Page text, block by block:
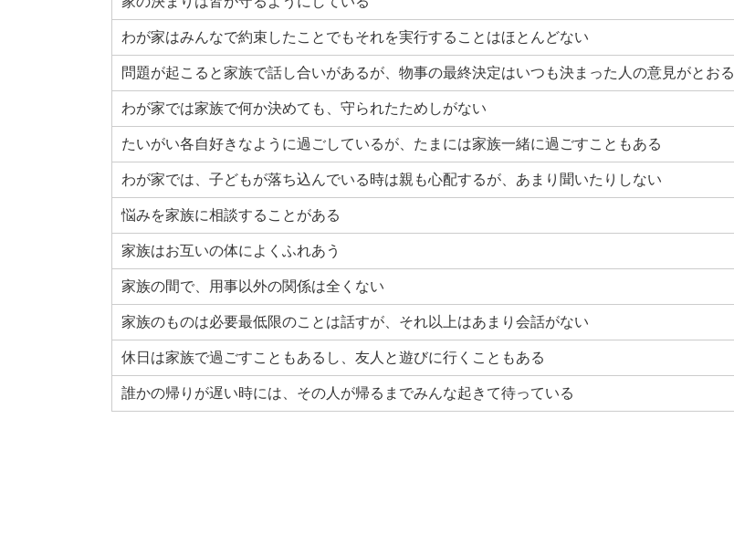
わが家はみんなで約束したことでもそれを実行することはほとんどない
問題が起こると家族で話し合いがあるが、物事の最終決定はいつも決まった人の意見がとおる
わが家では家族で何か決めても、守られたためしがない
たいがい各自好きなように過ごしているが、たまには家族一緒に過ごすこともある
わが家では、子どもが落ち込んでいる時は親も心配するが、あまり聞いたりしない
悩みを家族に相談することがある
家族はお互いの体によくふれあう
家族の間で、用事以外の関係は全くない
家族のものは必要最低限のことは話すが、それ以上はあまり会話がない
休日は家族で過ごすこともあるし、友人と遊びに行くこともある
誰かの帰りが遅い時には、その人が帰るまでみんな起きて待っている